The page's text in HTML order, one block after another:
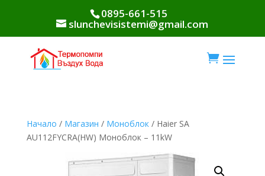
0895-661-515
slunchevisistemi@gmail.com

Начало / Магазин / Моноблок/ Haier SA
AU112FYCRA(HW) Моноблок – 11kW